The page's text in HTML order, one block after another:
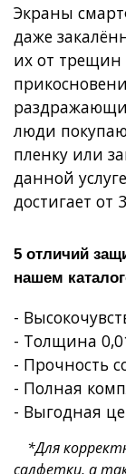
Экраны
даже
их от
люди
пленку или
данной
достигает от
5 отличий
нашем
-
- Толщина
- Прочность
- Полная
- Выгодная
*Для
салфетки, а